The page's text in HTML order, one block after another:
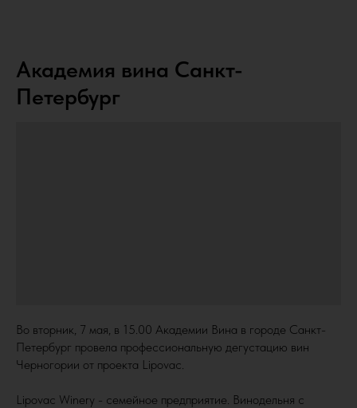
Академия вина Санкт-
Петербург
Во вторник, 7 мая, в 15.00 Академии Вина в городе Санкт-
Петербург провела профессиональную дегустацию вин
Черногории от проекта Lipovac.
Lipovac Winery - семейное предприятие. Винодельня с